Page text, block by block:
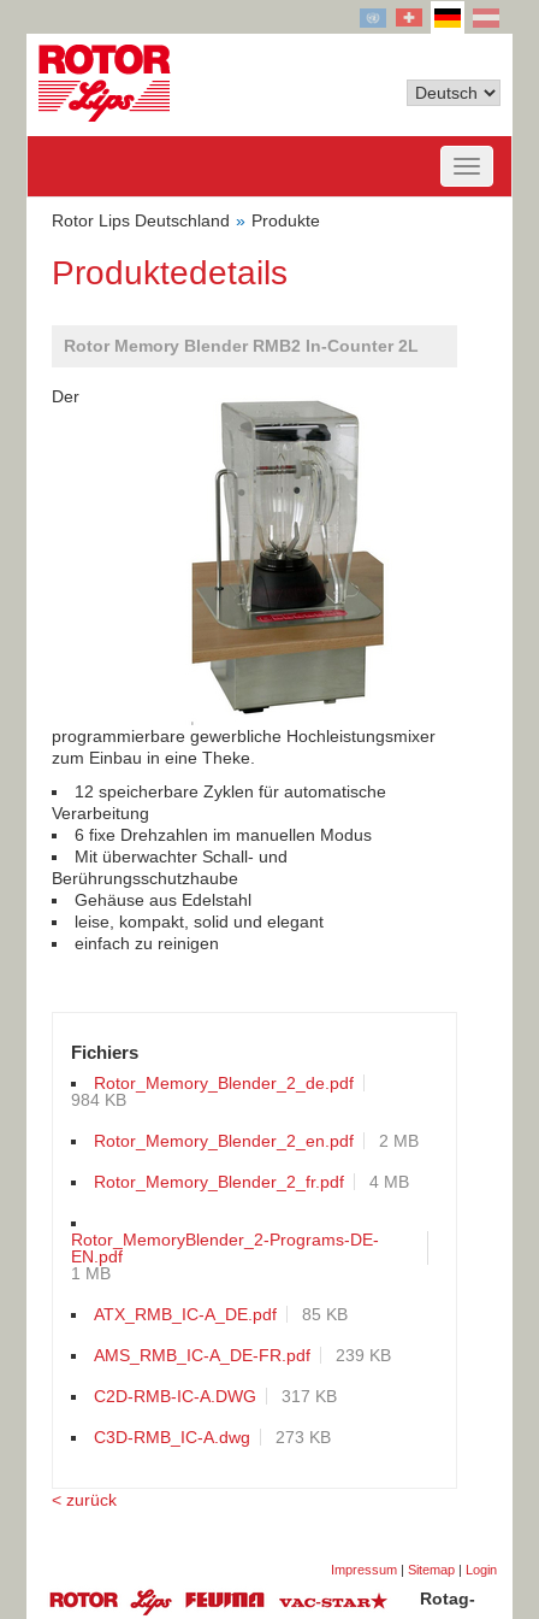
Rotor Lips Deutschland Produkte
Produktedetails
Rotor Memory Blender RMB2 In-Counter 2L
Der
programmierbare gewerbliche Hochleistungsmixer
zum Einbau in eine Theke.
12 speicherbare Zyklen für automatische
Verarbeitung
6 fixe Drehzahlen im manuellen Modus
Mit überwachter Schall- und
Berührungsschutzhaube
Gehäuse aus Edelstahl
leise, kompakt, solid und elegant
einfach zu reinigen
Fichiers
Rotor_Memory_Blender_2_de.pdf
984 KB
Rotor_Memory_Blender_2_en.pdf 2 MB
Rotor_Memory_Blender_2_fr.pdf 4 MB
Rotor_MemoryBlender_2-Programs-DE-
EN.pdf
1 MB
ATX_RMB_IC-A_DE.pdf 85 KB
AMS_RMB_IC-A_DE-FR.pdf 239 KB
C2D-RMB-IC-A.DWG 317 KB
C3D-RMB_IC-A.dwg 273 KB
< zurück
Impressum| Sitemap| Login
Rotag-